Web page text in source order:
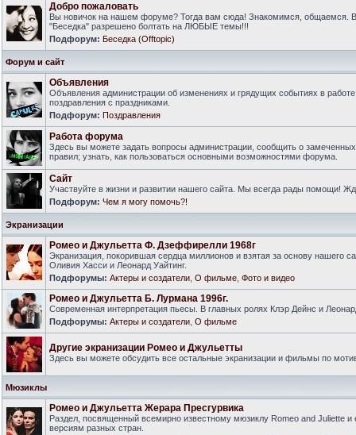
Добро пожаловать
Вы новичок на нашем форуме? Тогда вам сюда! Знакомимся, общаемся.
"Беседка" разрешено болтать на ЛЮБЫЕ темы!!!
Подфорум: Беседка (Offtopic)
Форум и сайт
Объявления
Объявления администрации об изменениях и грядущих событиях в
поздравления с праздниками.
Подфорум: Поздравления
Работа форума
Здесь вы можете задать вопросы администрации, сообщить о
правил; узнать, как пользоваться основными возможностями форума.
Сайт
Участвуйте в жизни и развитии нашего сайта. Мы всегда рады помощи!
Подфорум: Чем я могу помочь?!
Экранизации
Ромео и Джульетта Ф. Дзеффирелли 1968г
Экранизация, покорившая сердца миллионов и взятая за основу нашего
Оливия Хасси и Леонард Уайтинг.
Подфорумы: Актеры и создатели О фильме Фото и видео
Ромео и Джульетта Б. Лурмана 1996г.
Современная интерпретация пьесы. В главных ролях Клэр Дейнс и
Подфорумы: Актеры и создатели О фильме
Другие экранизации Ромео и Джульетты
Здесь вы можете обсудить все остальные экранизации и фильмы по
Мюзиклы
Ромео и Джульетта Жерара Пресгурвика
Раздел, посвященный всемирно известному мюзиклу Romeo and Juliette и
версиям разных стран.